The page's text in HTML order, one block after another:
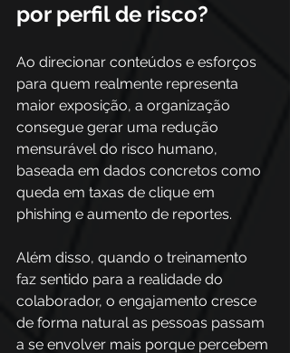
por perfil de risco?
Ao direcionar conteúdos e esforços
para quem realmente representa
maior exposição, a organização
consegue gerar uma redução
mensurável do risco humano,
baseada em dados concretos como
queda em taxas de clique em
phishing e aumento de reportes.
Além disso, quando o treinamento
faz sentido para a realidade do
colaborador, o engajamento cresce
de forma natural as pessoas passam
a se envolver mais porque percebem